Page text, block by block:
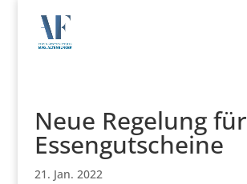
Neue Regelung für
Essengutscheine
21. Jan. 2022